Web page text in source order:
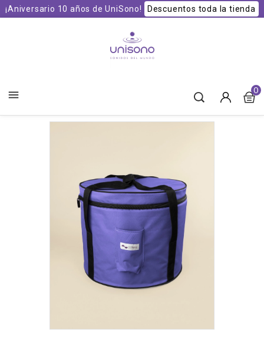
¡Aniversario 10 años de UniSono! Descuentos toda la tienda
 0